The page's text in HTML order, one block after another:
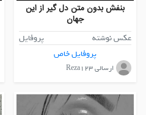
بنفش بدون متن دل گیر از این
جهان
عکس نوشته
پروفایل
پروفایل خاص
ارسالی Reza123